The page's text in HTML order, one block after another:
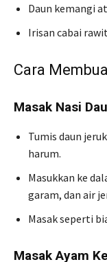
Daun kemangi
Irisan cabai
Cara
Masak Nasi
Tumis daun
harum.
Masukkan ke
garam, dan air
Masak seperti
Masak Ayam